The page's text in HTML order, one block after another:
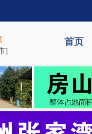
]
首页